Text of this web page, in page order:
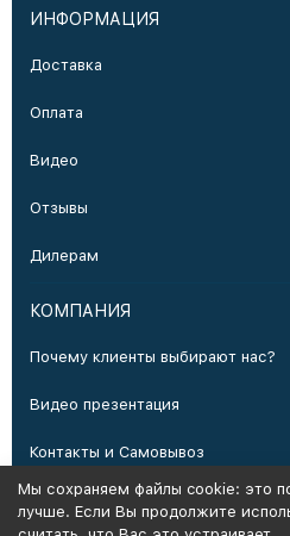
ИНФОРМАЦИЯ
Доставка
Оплата
Видео
Отзывы
Дилерам
КОМПАНИЯ
Почему клиенты выбирают нас?
Видео презентация
Контакты и Самовывоз
Производство
Мы сохраняем файлы cookie: это
лучше. Если Вы продолжите